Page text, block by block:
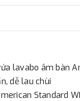
lavabo âm bàn
dễ lau chùi
Standard